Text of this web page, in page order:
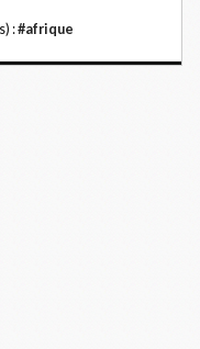
:#afrique